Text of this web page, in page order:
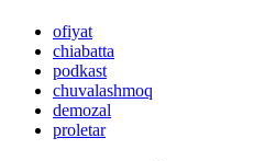
ofiyat
chiabatta
podkast
chuvalashmoq
demozal
proletar